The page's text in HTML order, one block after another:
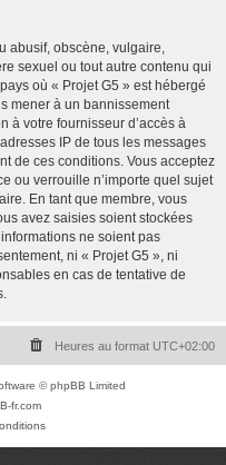
abusif, obscène, vulgaire,
sexuel ou tout autre contenu qui
où « Projet G5 » est hébergé
mener à un bannissement
à votre fournisseur d’accès à
IP de tous les messages
de ces conditions. Vous acceptez
ou verrouille n’importe quel sujet
En tant que membre, vous
avez saisies soient stockées
ne soient pas
ni « Projet G5 », ni
en cas de tentative de
Heures au format UTC+02:00
© phpBB Limited
fr.com